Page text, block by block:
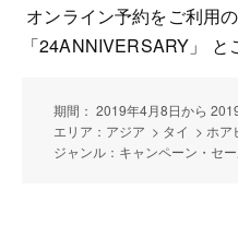
 オンライン予約をご利用
「24ANNIVERSARY」 と
期間： 2019年4月8日から
エリア：アジア > タイ > ホア
ジャンル：キャンペーン・セ